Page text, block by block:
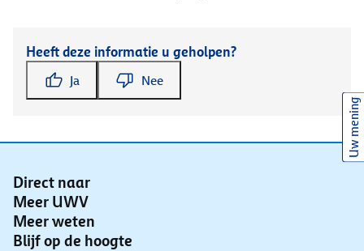
Heeft deze informatie u geholpen?
Ja Nee
Direct naar
Meer UWV
Meer weten
Blijf op de hoogte
Uw mening